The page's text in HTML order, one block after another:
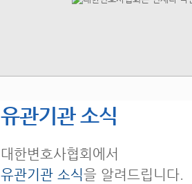
유관기관 소식
대한변호사협회에서
유관기관 소식을 알려드립니다.